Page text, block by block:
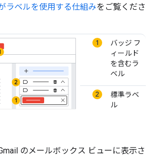
ラベルを使用する仕組みをご覧くださ
バッジ フ
ィールド
を含むラ
ベル
標準ラベ
ル
のメールボックス ビューに表示さ